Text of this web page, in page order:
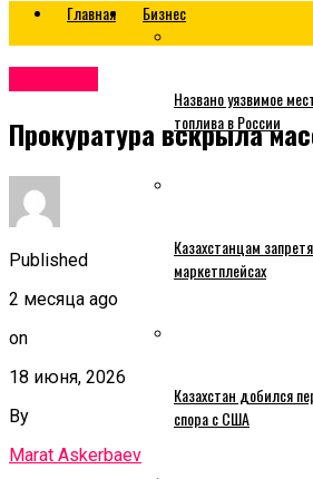
Главная Бизнес
Названо уязвимое
топлива в России
Казахстанцам
маркетплейсах
Казахстан добился
спора с США
Прокуратура вскрыла
Published
2 месяца ago
on
18 июня, 2026
By
Marat Askerbaev